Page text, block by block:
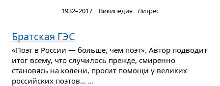
1932–2017 Википедия Литрес
Братская ГЭС
«Поэт в России — больше, чем поэт». Автор подводит
итог всему, что случилось прежде, смиренно
становясь на колени, просит помощи у великих
российских поэтов… ...